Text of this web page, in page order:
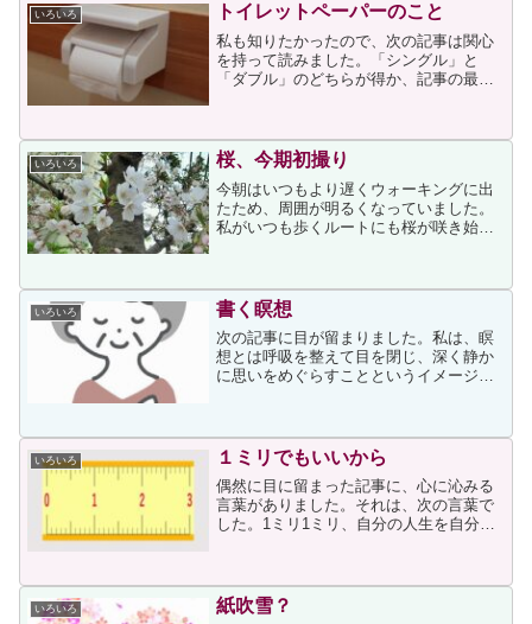
いろいろ トイレットペーパーのこと
私も知りたかったので、次の記事は関心
を持って読みました。「シングル」と
「ダブル」のどちらが得か、記事の最後
ていても、使い切るまでの期間がほぼ同
じなのは意外でした。肌触...
いろいろ 桜、今期初撮り
今朝はいつもより遅くウォーキングに出
たため、周囲が明るくなっていました。
私がいつも歩くルートにも桜が咲き始め
に行く予定もないので、近...
いろいろ 書く瞑想
次の記事に目が留まりました。私は、瞑
想とは呼吸を整えて目を閉じ、深く静か
に思いをめぐらすことというイメージを
ように書かれていました。私たちの頭の
中では普段、恐怖や不安な...
いろいろ １ミリでもいいから
偶然に目に留まった記事に、心に沁みる
言葉がありました。それは、次の言葉で
した。1ミリ1ミリ、自分の人生を自分の
が言った言葉ですが、彼は突発性難聴を
患い、今でも...
いろいろ 紙吹雪？